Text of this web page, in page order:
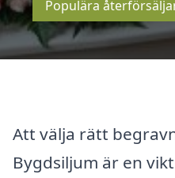
Populära
Att välja rätt
Bygdsiljum är en